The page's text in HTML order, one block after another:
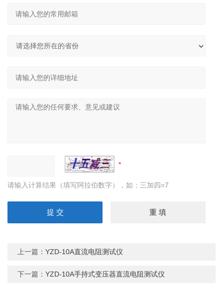
请输入计算结果（填写阿拉伯数字），如：三加四=7
上一篇：YZD-10A直流电阻测试仪
下一篇：YZD-10A手持式变压器直流电阻测试仪